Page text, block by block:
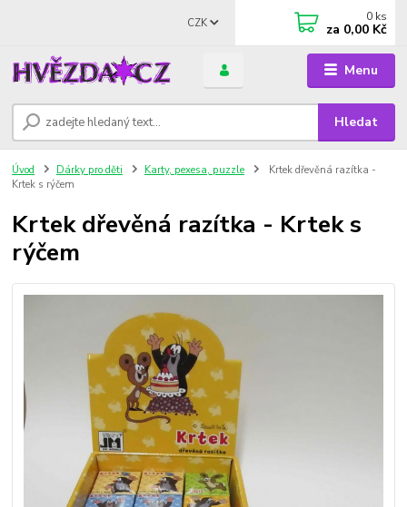
Menu
CZK
Hledat
0 ks
za 0,00 Kč
Úvod Dárky pro děti Karty, pexesa, puzzle
Krtek dřevěná razítka -
Krtek s rýčem
Krtek dřevěná razítka - Krtek s
rýčem